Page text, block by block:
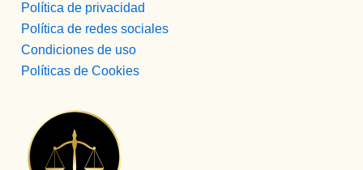
Política de privacidad
Política de redes sociales
Condiciones de uso
Políticas de Cookies